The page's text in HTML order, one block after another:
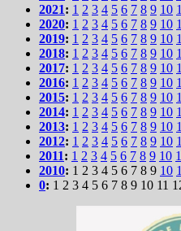
2021: 1 2 3 4 5 6 7 8 9 10
2020: 1 2 3 4 5 6 7 8 9 10
2019: 1 2 3 4 5 6 7 8 9 10
2018: 1 2 3 4 5 6 7 8 9 10
2017: 1 2 3 4 5 6 7 8 9 10
2016: 1 2 3 4 5 6 7 8 9 10
2015: 1 2 3 4 5 6 7 8 9 10
2014: 1 2 3 4 5 6 7 8 9 10
2013: 1 2 3 4 5 6 7 8 9 10
2012: 1 2 3 4 5 6 7 8 9 10
2011: 1 2 3 4 5 6 7 8 9 10
2010: 1 2 3 4 5 6 7 8 9 10
0: 1 2 3 4 5 6 7 8 9 10 11